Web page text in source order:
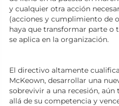
y cualquier otra acción
(acciones y cumplimiento de
haya que transformar parte o
se aplica en la organización.
El directivo altamente
McKeown, desarrollar una
sobrevivir a una recesión,
allá de su competencia y